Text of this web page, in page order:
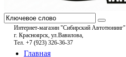
Интернет-магазин "Сибирский Автотюнинг"
г. Красноярск, ул.Вавилова,
Тел. +7 (923) 326-36-37
Главная